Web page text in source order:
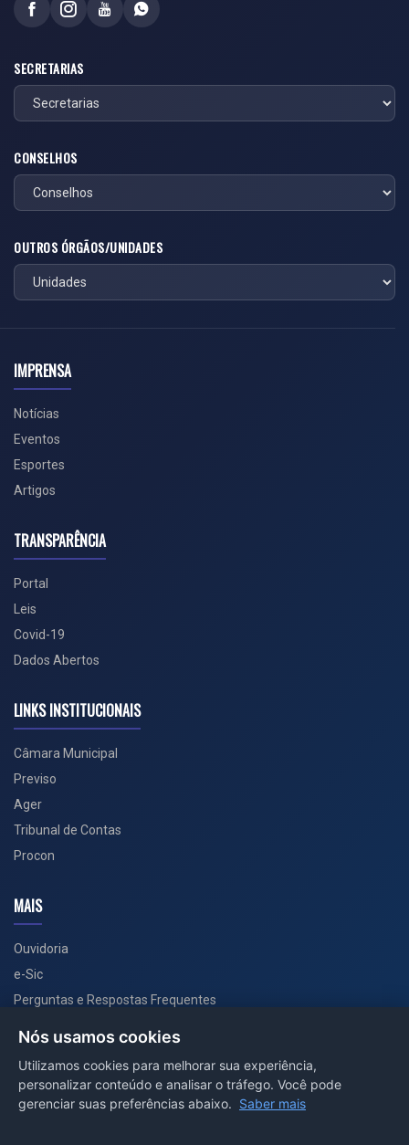
SECRETARIAS
CONSELHOS
OUTROS ÓRGÃOS/UNIDADES
IMPRENSA
Notícias
Eventos
Esportes
Artigos
TRANSPARÊNCIA
Portal
Leis
Covid-19
Dados Abertos
LINKS INSTITUCIONAIS
Câmara Municipal
Previso
Ager
Tribunal de Contas
Procon
MAIS
Ouvidoria
e-Sic
Perguntas e Respostas Frequentes
PORTAL COVID-19
Nós usamos cookies
Utilizamos cookies para melhorar sua experiência,
personalizar conteúdo e analisar o tráfego. Você pode
gerenciar suas preferências abaixo. Saber mais